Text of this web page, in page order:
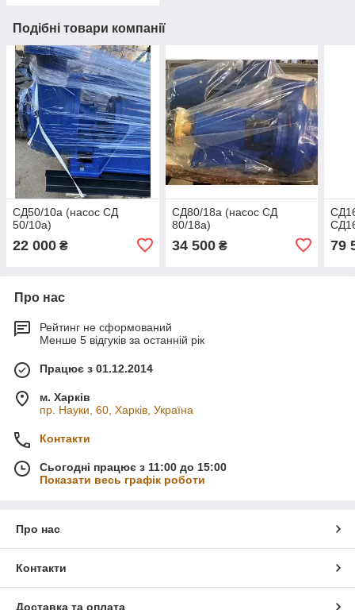
Подібні товари компанії
СД50/10а (насос СД
50/10а)
22 000 ₴
СД80/18а (насос СД
80/18а)
34 500₴ 79
Про нас
Рейтинг не сформований
Менше 5 відгуків за останній рік
Працює з 01.12.2014
м. Харків
пр. Науки, 60, Харків, Україна
Контакти
Сьогодні працює з 11:00 до 15:00
Показати весь графік роботи
Про нас
Контакти
Доставка та оплата